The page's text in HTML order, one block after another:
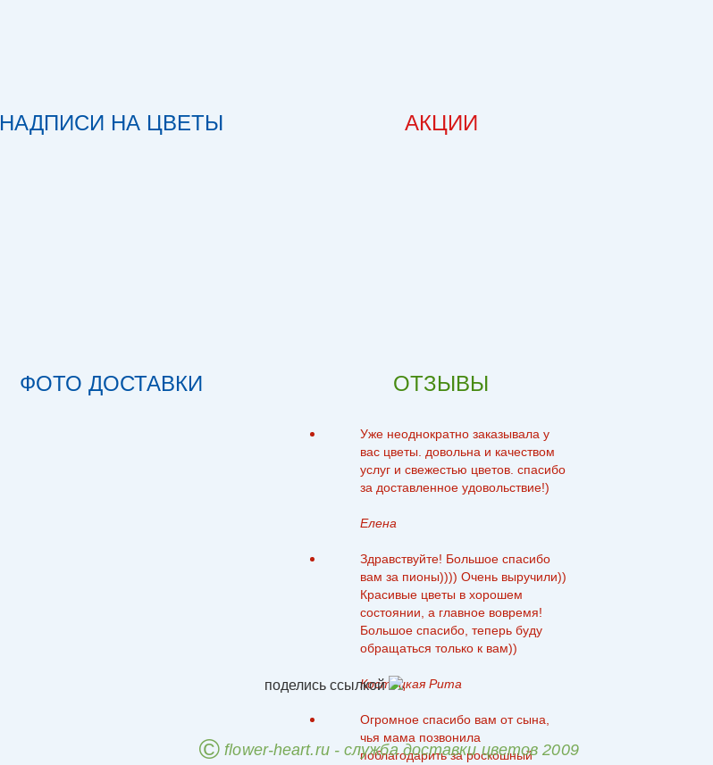
НАДПИСИ НА ЦВЕТЫ АКЦИИ
ФОТО ДОСТАВКИ ОТЗЫВЫ
Уже неоднократно заказывала у
вас цветы. довольна и качеством
услуг и свежестью цветов. спасибо
за доставленное удовольствие!)
Елена
Здравствуйте! Большое спасибо
вам за пионы)))) Очень выручили))
Красивые цветы в хорошем
состоянии, а главное вовремя!
Большое спасибо, теперь буду
обращаться только к вам))
Костецкая Рита
Огромное спасибо вам от сына,
чья мама позвонила
поблагодарить за роскошный
поделись ссылкой
© flower-heart.ru - служба доставки цветов 2009